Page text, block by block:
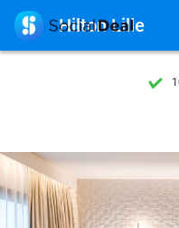
7
7
 Hilton Lille